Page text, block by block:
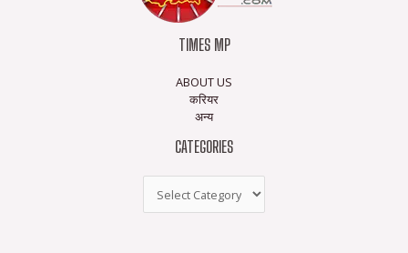
TIMES MP
ABOUT US
करियर
अन्य
CATEGORIES